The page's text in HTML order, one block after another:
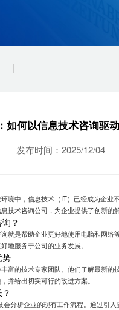
如何以信息技术咨询驱
发布时间：2025/12/04
境中，信息技术（IT）已经成为企
技术咨询公司，为企业提供了创新的
？
就是帮助企业更好地使用电脑和网
地服务于公司的业务发展。
势
富的技术专家团队。他们了解最新
并给出切实可行的改进方案。
会分析企业的现有工作流程。通过引